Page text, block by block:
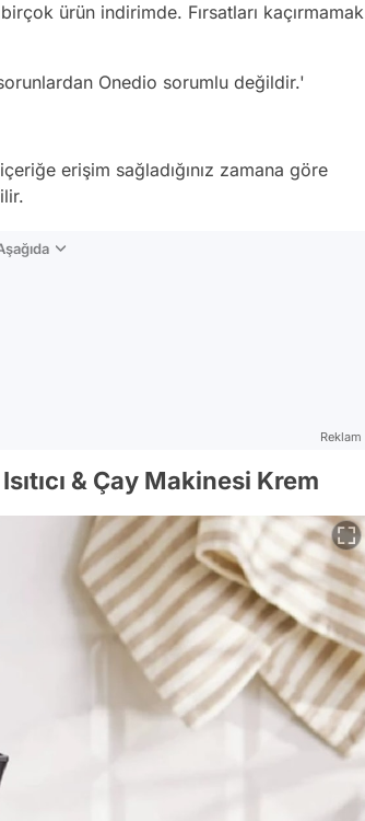
ürün indirimde. Fırsatları kaçırmamak
sorunlardan Onedio sorumlu değildir.'
erişim sağladığınız zamana göre
Reklam
& Çay Makinesi Krem